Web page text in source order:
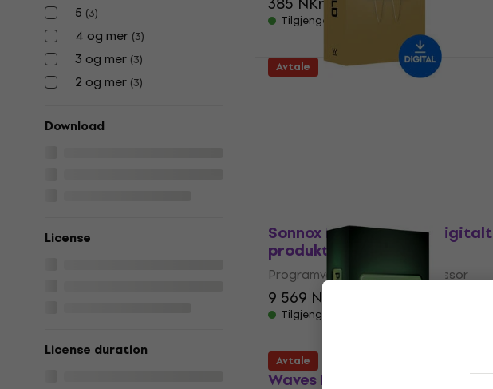
5 (3)
4 og mer (3)
3 og mer (3)
2 og mer (3)
Download
License
License duration
Tilgjengelig for nedlasting
Waves Gold (Digitalt produkt)
Avtale
Sonnox Elite (Native) (Digitalt
produkt)
Programvare-plugin FX-prosessor
9 569 NKr
Tilgjengelig for nedlasting
Waves Power Pack (Digitalt
Avtale